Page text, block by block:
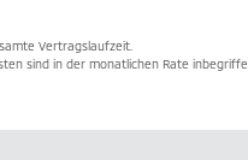
Vertragslaufzeit.
sind in der monatlichen Rate